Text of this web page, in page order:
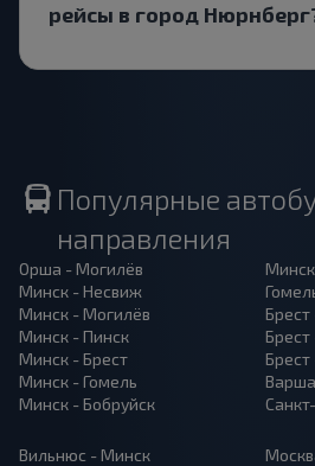
рейсы в город
Популярные
направления
Орша - Могилёв
Минск - Несвиж
Минск - Могилёв
Минск - Пинск
Минск - Брест
Минск - Гомель
Минск - Бобруйск
Брест
Вильнюс - Минск